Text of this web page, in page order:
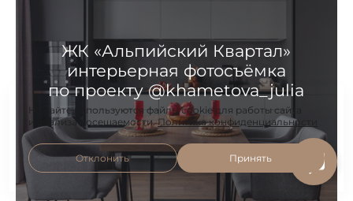
ЖК «Альпийский Квартал»
интерьерная фотосъёмка
по проекту @khametova_julia
На сайте используются файлы cookie для работы сайта
и анализа посещаемости.Политика конфиденциальности
Отклонить Принять